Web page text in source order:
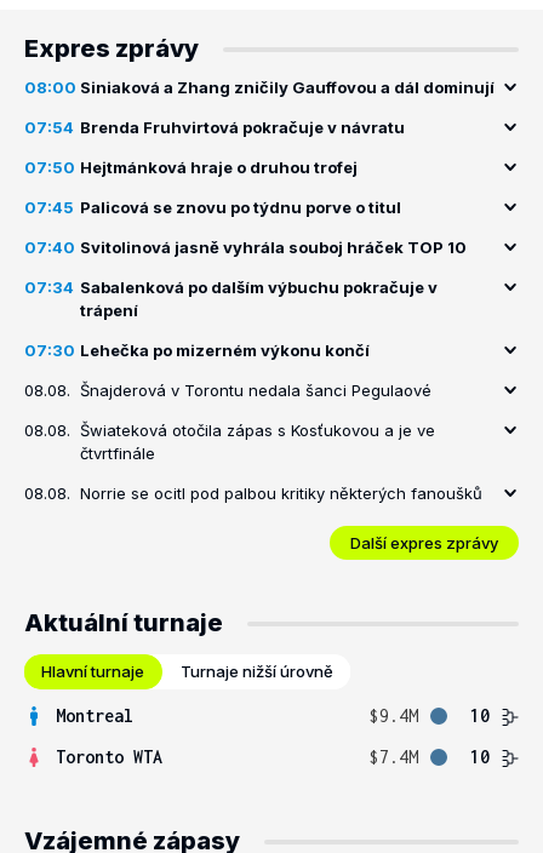
Expres zprávy
08:00 Siniaková a Zhang zničily Gauffovou a dál dominují
07:54 Brenda Fruhvirtová pokračuje v návratu
07:50 Hejtmánková hraje o druhou trofej
07:45 Palicová se znovu po týdnu porve o titul
07:40 Svitolinová jasně vyhrála souboj hráček TOP 10
07:34 Sabalenková po dalším výbuchu pokračuje v
trápení
07:30 Lehečka po mizerném výkonu končí
08.08. Šnajderová v Torontu nedala šanci Pegulaové
08.08. Šwiateková otočila zápas s Kosťukovou a je ve
čtvrtfinále
08.08. Norrie se ocitl pod palbou kritiky některých fanoušků
Další expres zprávy
Aktuální turnaje
Hlavní turnaje Turnaje nižší úrovně
Montreal $9.4M
10
Toronto WTA
$7.4M 10
Vzájemné zápasy